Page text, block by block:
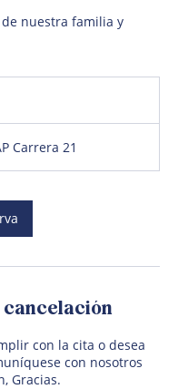
nuestra familia y
Carrera 21
con la cita o desea
con nosotros
Gracias.